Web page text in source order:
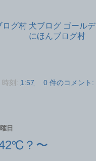
にほんブログ村
時刻: 1:57 0 件のコメント:
日
？〜